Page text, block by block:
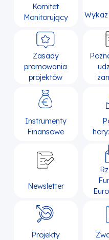
Komitet
Monitorujący
Zasady
promowania
projektów
Instrumenty
Finansowe
Newsletter
Projekty